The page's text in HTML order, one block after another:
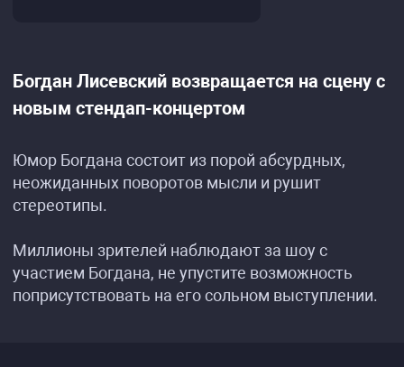
Богдан Лисевский возвращается на сцену с
новым стендап-концертом
Юмор Богдана состоит из порой абсурдных,
неожиданных поворотов мысли и рушит
стереотипы.
Миллионы зрителей наблюдают за шоу с
участием Богдана, не упустите возможность
поприсутствовать на его сольном выступлении.